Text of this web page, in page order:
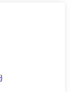
)